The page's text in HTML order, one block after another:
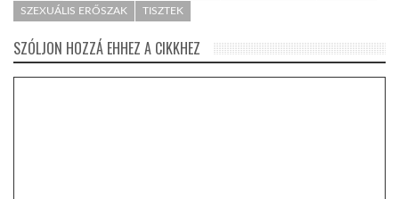
SZEXUÁLIS ERŐSZAK
TISZTEK
SZÓLJON HOZZÁ EHHEZ A CIKKHEZ